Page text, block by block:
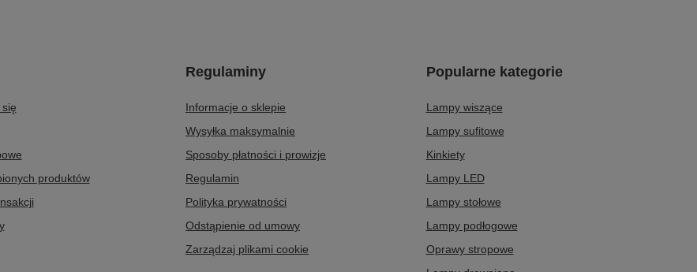
produktów
Regulaminy
Informacje o sklepie
Wysyłka maksymalnie
Sposoby płatności i prowizje
Regulamin
Polityka prywatności
Odstąpienie od umowy
Zarządzaj plikami cookie
Popularne kategorie
Lampy wiszące
Lampy sufitowe
Kinkiety
Lampy LED
Lampy stołowe
Lampy podłogowe
Oprawy stropowe